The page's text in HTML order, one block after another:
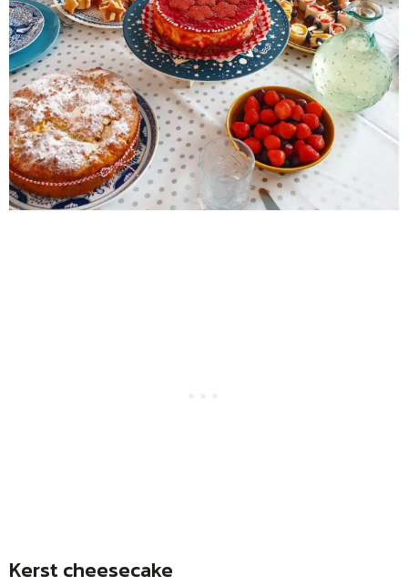
Kerst cheesecake